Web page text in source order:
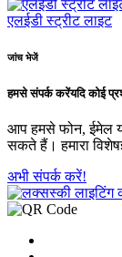
एलईडी स्ट्रीट लाइट
जांच भेजें
हमसे संपर्क करेंयदि कोई
आप हमसे फोन, ईमेल
सकते हैं। हमारा
अभी संपर्क करें!